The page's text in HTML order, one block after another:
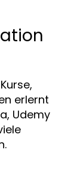
erlernt
Udemy